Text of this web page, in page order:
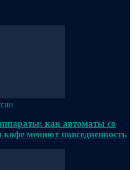
как автоматы со
кофе меняют повседневность